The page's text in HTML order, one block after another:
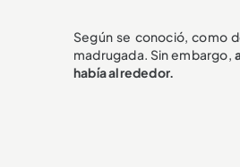
Según se conoció, como
madrugada. Sin embargo,
había alrededor.